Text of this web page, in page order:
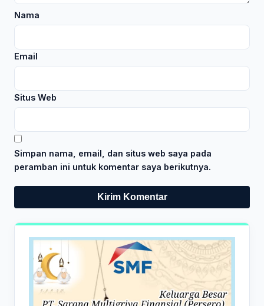
Nama
Email
Situs Web
Simpan nama, email, dan situs web saya pada
peramban ini untuk komentar saya berikutnya.